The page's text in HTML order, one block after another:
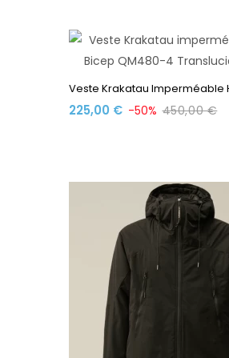
225,00 € -50% 450,00 €